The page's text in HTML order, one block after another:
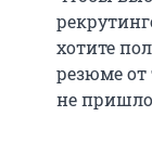
хотите
резюме от
не